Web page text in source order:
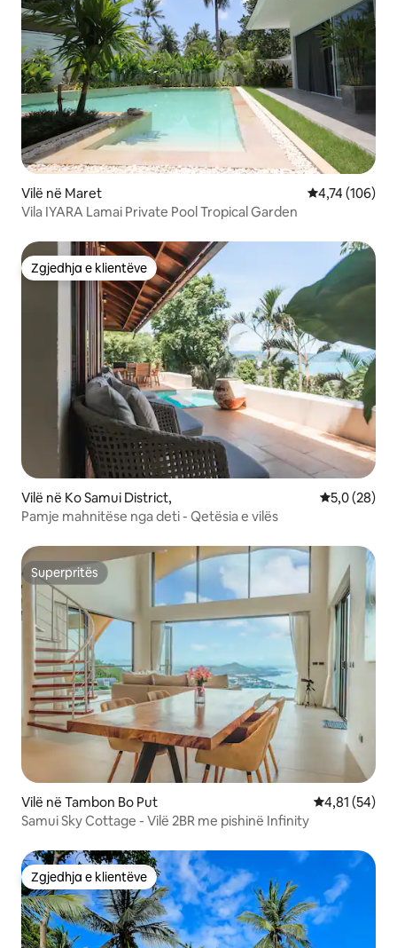
Vilë në Maret Vlerësimi
4,74 (106)
Vila IYARA Lamai Private Pool Tropical Garden
Zgjedhja e klientëve
Zgjedhja e klientëve
Vilë në Ko Samui District, Vlerësimi
5,0 (28)
Pamje mahnitëse nga deti - Qetësia e vilës
Superpritës
Superpritës
Vilë në Tambon Bo Put Vlerësimi
4,81 (54)
Samui Sky Cottage - Vilë 2BR me pishinë Infinity
Zgjedhja e klientëve
Zgjedhja e klientëve